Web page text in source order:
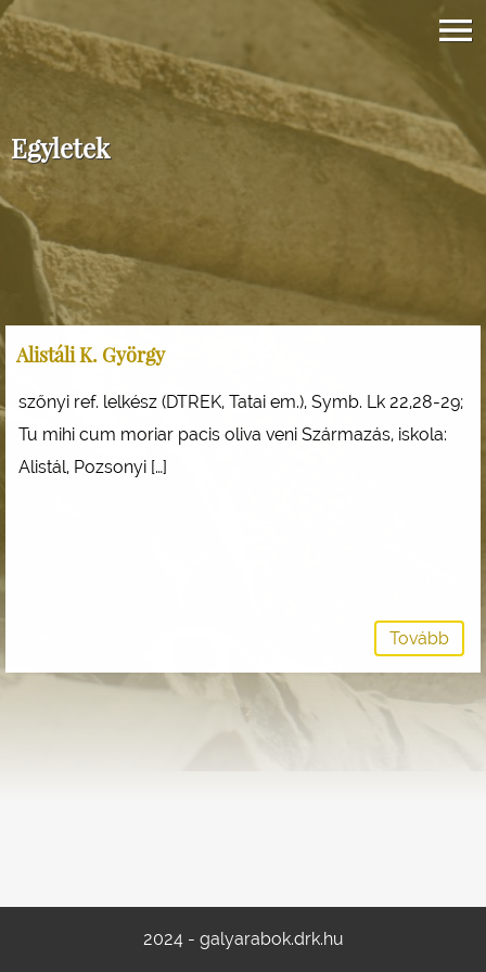
Egyletek
Alistáli K. György
szőnyi ref. lelkész (DTREK, Tatai em.), Symb. Lk 22,28-29;
Tu mihi cum moriar pacis oliva veni Származás, iskola:
Alistál, Pozsonyi […]
Tovább
2024 - galyarabok.drk.hu